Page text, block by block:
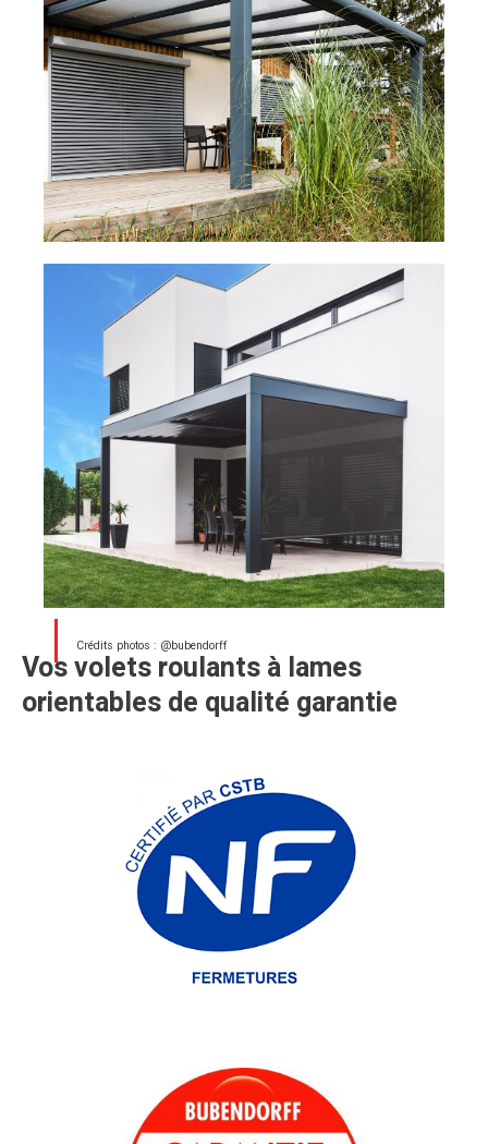
Crédits photos : @bubendorff
Vos volets roulants à lames
orientables de qualité garantie